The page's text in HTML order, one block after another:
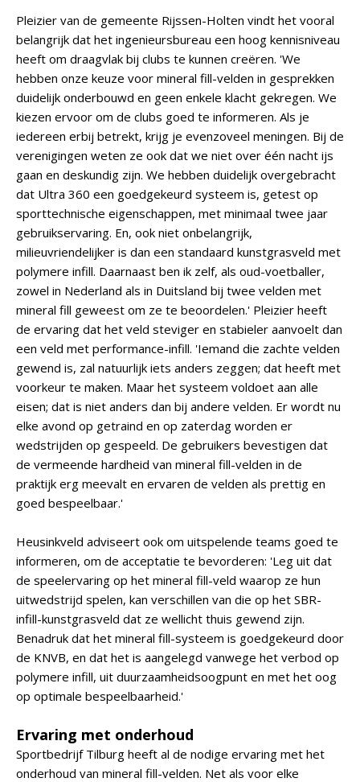
Pleizier van de gemeente Rijssen-Holten vindt het vooral
belangrijk dat het ingenieursbureau een hoog kennisniveau
heeft om draagvlak bij clubs te kunnen creëren. 'We
hebben onze keuze voor mineral fill-velden in gesprekken
duidelijk onderbouwd en geen enkele klacht gekregen. We
kiezen ervoor om de clubs goed te informeren. Als je
iedereen erbij betrekt, krijg je evenzoveel meningen. Bij de
verenigingen weten ze ook dat we niet over één nacht ijs
gaan en deskundig zijn. We hebben duidelijk overgebracht
dat Ultra 360 een goedgekeurd systeem is, getest op
sporttechnische eigenschappen, met minimaal twee jaar
gebruikservaring. En, ook niet onbelangrijk,
milieuvriendelijker is dan een standaard kunstgrasveld met
polymere infill. Daarnaast ben ik zelf, als oud-voetballer,
zowel in Nederland als in Duitsland bij twee velden met
mineral fill geweest om ze te beoordelen.' Pleizier heeft
de ervaring dat het veld steviger en stabieler aanvoelt dan
een veld met performance-infill. 'Iemand die zachte velden
gewend is, zal natuurlijk iets anders zeggen; dat heeft met
voorkeur te maken. Maar het systeem voldoet aan alle
eisen; dat is niet anders dan bij andere velden. Er wordt nu
elke avond op getraind en op zaterdag worden er
wedstrijden op gespeeld. De gebruikers bevestigen dat
de vermeende hardheid van mineral fill-velden in de
praktijk erg meevalt en ervaren de velden als prettig en
goed bespeelbaar.'
Heusinkveld adviseert ook om uitspelende teams goed te
informeren, om de acceptatie te bevorderen: 'Leg uit dat
de speelervaring op het mineral fill-veld waarop ze hun
uitwedstrijd spelen, kan verschillen van die op het SBR-
infill-kunstgrasveld dat ze wellicht thuis gewend zijn.
Benadruk dat het mineral fill-systeem is goedgekeurd door
de KNVB, en dat het is aangelegd vanwege het verbod op
polymere infill, uit duurzaamheidsoogpunt en met het oog
op optimale bespeelbaarheid.'
Ervaring met onderhoud
Sportbedrijf Tilburg heeft al de nodige ervaring met het
onderhoud van mineral fill-velden. Net als voor elke